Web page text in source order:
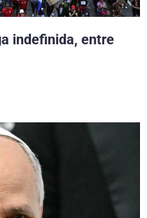
indefinida, entre